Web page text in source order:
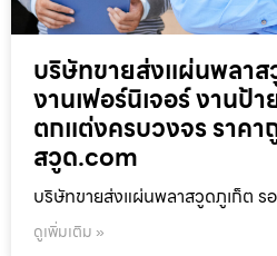
บริษัทขายส่งแผ่นพลาส
งานเฟอร์นิเจอร์ งานป้
ตกแต่งครบวงจร ราค
สวูด.com
บริษัทขายส่งแผ่นพลาสวูดภูเก็ต ร
ดูเพิ่มเติม »